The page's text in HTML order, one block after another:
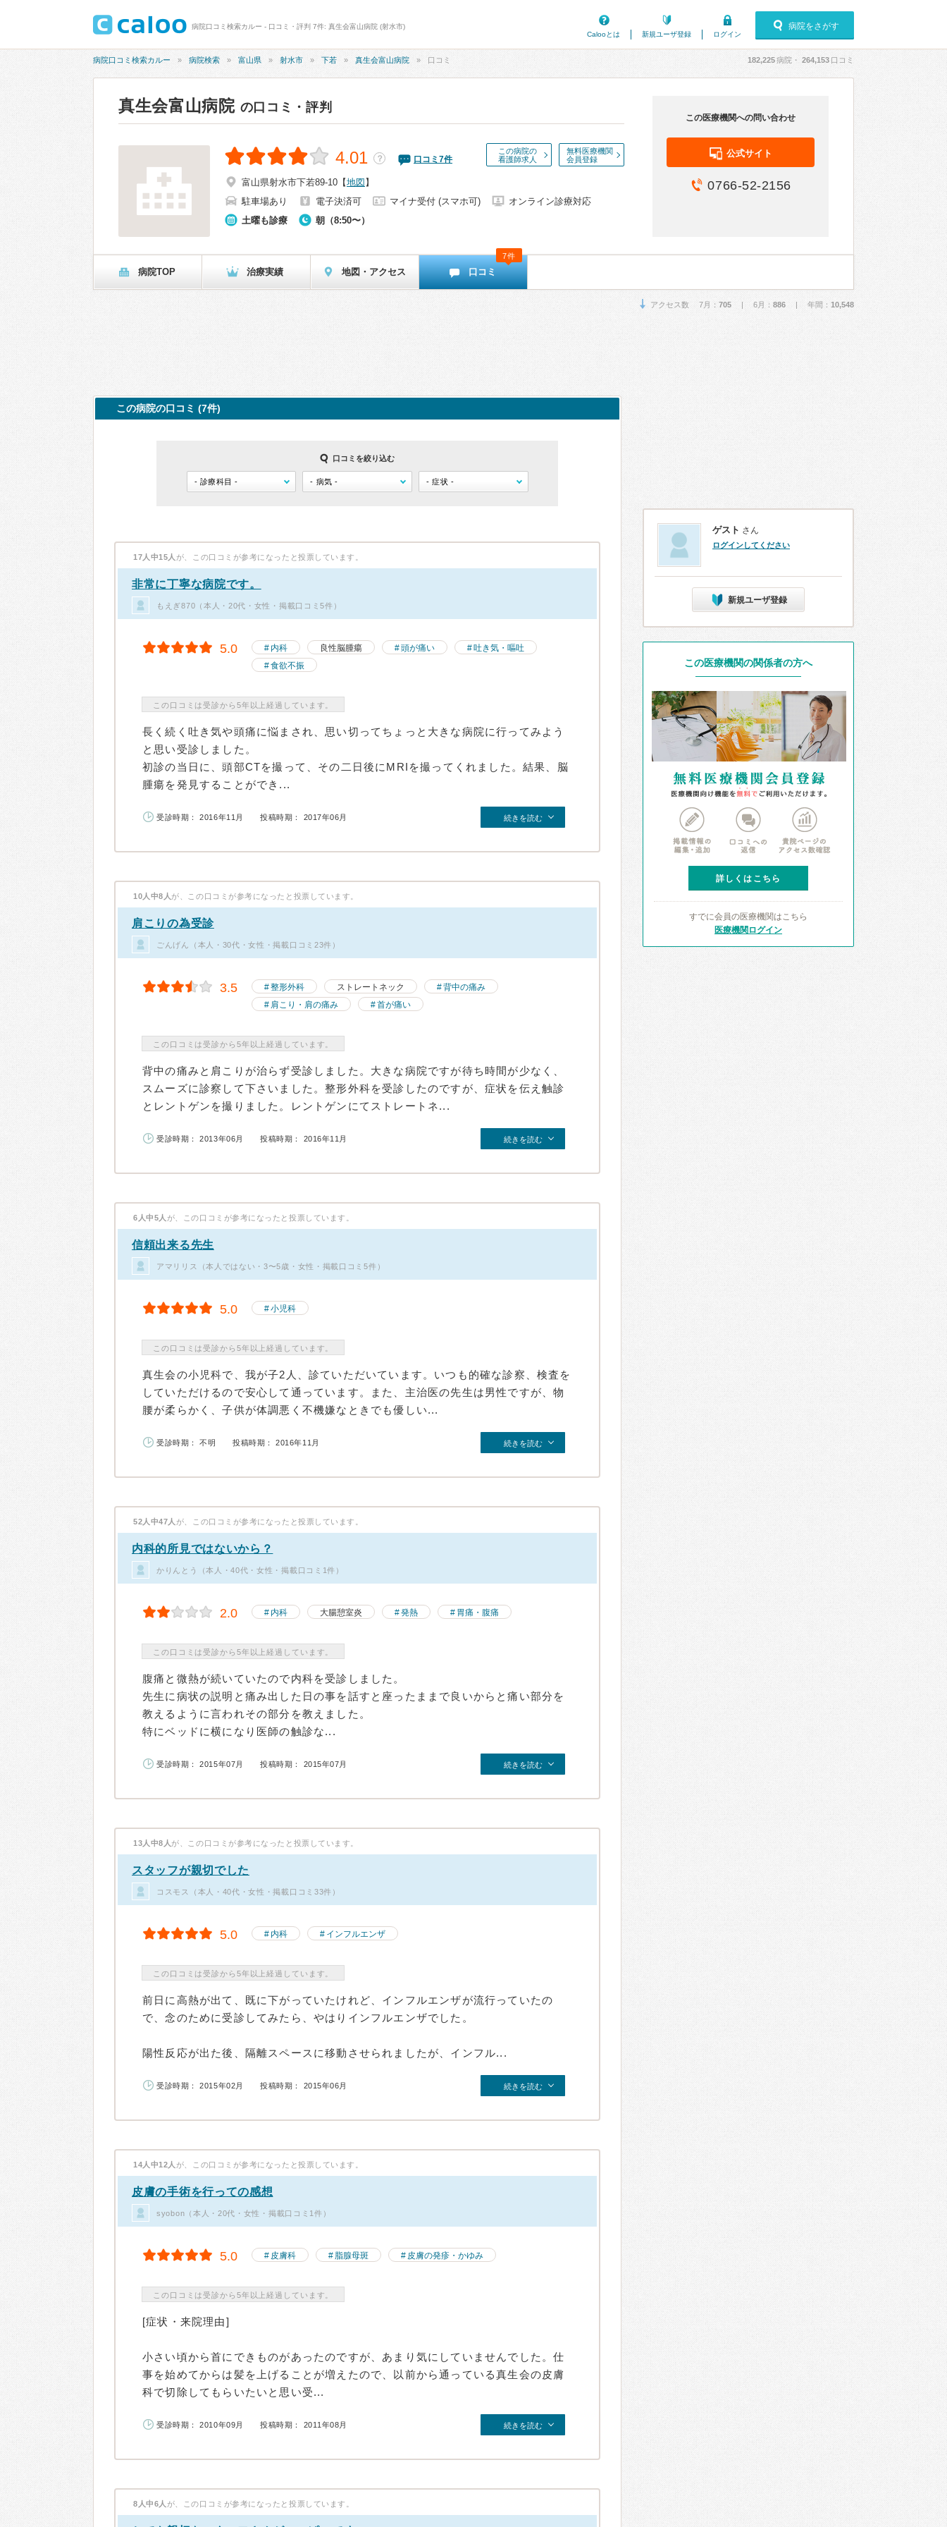
病院口コミ検索カルー - 口コミ・評判 7件: 真生会富山病院 (射水市)
Calooとは
新規ユーザ登録 ログイン
病院をさがす
病院口コミ検索カルー 病院検索 富山県 射水市 下若 真生会富山病院 口コミ 182,225病院・ 264,153 口コミ
真生会富山病院 の口コミ・評判
この病院の
看護師求人
無料医療機関
会員登録
4.01 ？ 口コミ 7件
富山県射水市下若89-10 【地図 】
駐車場あり
電子決済可 マイナ受付 (スマホ可)
オンライン診療対応
土曜も診療
朝（8:50〜）
この医療機関への問い合わせ
公式サイト
0766-52-2156
病院TOP 治療実績 地図・アクセス 口コミ
7件
アクセス数 7月： 705 | 6月： 886 | 年間： 10,548
この病院の口コミ (7件)
口コミを絞り込む
17人中15人 が、この口コミが参考になったと投票しています。
非常に丁寧な病院です。
もえぎ870（本人・20代・女性・掲載口コミ5件）
5.0 内科 良性脳腫瘍 頭が痛い
吐き気・嘔吐
食欲不振
この口コミは受診から5年以上経過しています。
長く続く吐き気や頭痛に悩まされ、思い切ってちょっと大きな病院に行ってみよう
と思い受診しました。
初診の当日に、頭部CTを撮って、その二日後にMRIを撮ってくれました。結果、脳
腫瘍を発見することができ...
受診時期： 2016年11月 投稿時期： 2017年06月 続きを読む
10人中8人 が、この口コミが参考になったと投票しています。
肩こりの為受診
ごんげん（本人・30代・女性・掲載口コミ23件）
3.5 整形外科 ストレートネック
背中の痛み
肩こり・肩の痛み
首が痛い
この口コミは受診から5年以上経過しています。
背中の痛みと肩こりが治らず受診しました。大きな病院ですが待ち時間が少なく、
スムーズに診察して下さいました。整形外科を受診したのですが、症状を伝え触診
とレントゲンを撮りました。レントゲンにてストレートネ...
受診時期： 2013年06月 投稿時期： 2016年11月 続きを読む
6人中5人 が、この口コミが参考になったと投票しています。
信頼出来る先生
アマリリス（本人ではない・3〜5歳・女性・掲載口コミ5件）
5.0 小児科
この口コミは受診から5年以上経過しています。
真生会の小児科で、我が子2人、診ていただいています。いつも的確な診察、検査を
していただけるので安心して通っています。また、主治医の先生は男性ですが、物
腰が柔らかく、子供が体調悪く不機嫌なときでも優しい...
受診時期： 不明 投稿時期： 2016年11月 続きを読む
52人中47人 が、この口コミが参考になったと投票しています。
内科的所見ではないから？
かりんとう（本人・40代・女性・掲載口コミ1件）
2.0 内科 大腸憩室炎 発熱 胃痛・腹痛
この口コミは受診から5年以上経過しています。
腹痛と微熱が続いていたので内科を受診しました。
先生に病状の説明と痛み出した日の事を話すと座ったままで良いからと痛い部分を
教えるように言われその部分を教えました。
特にベッドに横になり医師の触診な...
受診時期： 2015年07月 投稿時期： 2015年07月 続きを読む
13人中8人 が、この口コミが参考になったと投票しています。
スタッフが親切でした
コスモス（本人・40代・女性・掲載口コミ33件）
5.0 内科 インフルエンザ
この口コミは受診から5年以上経過しています。
前日に高熱が出て、既に下がっていたけれど、インフルエンザが流行っていたの
で、念のために受診してみたら、やはりインフルエンザでした。
陽性反応が出た後、隔離スペースに移動させられましたが、インフル...
受診時期： 2015年02月 投稿時期： 2015年06月 続きを読む
14人中12人 が、この口コミが参考になったと投票しています。
皮膚の手術を行っての感想
syobon（本人・20代・女性・掲載口コミ1件）
5.0 皮膚科 脂腺母斑 皮膚の発疹・かゆみ
この口コミは受診から5年以上経過しています。
[症状・来院理由]
小さい頃から首にできものがあったのですが、あまり気にしていませんでした。仕
事を始めてからは髪を上げることが増えたので、以前から通っている真生会の皮膚
科で切除してもらいたいと思い受...
受診時期： 2010年09月 投稿時期： 2011年08月 続きを読む
8人中6人 が、この口コミが参考になったと投票しています。
ゲスト さん
ログインしてください
新規ユーザ登録
この医療機関の関係者の方へ
詳しくはこちら
すでに会員の医療機関はこちら
医療機関ログイン